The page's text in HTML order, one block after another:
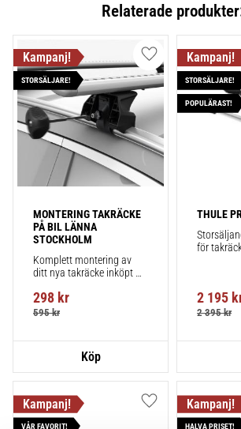
Relaterade
MONTERING TAKRÄCKE
PÅ BIL LÄNNA
STOCKHOLM
Komplett montering av
ditt nya takräcke inköpt
montering på din bil.
298 kr
595kr
STORSÄLJARE!
Lägg till i favoriter
THULE
för
2 195
2 395kr
STORSÄLJARE!
POPULÄRAST!
VÅR FAVORIT!
Lägg till i favoriter
HALVA PRISET!